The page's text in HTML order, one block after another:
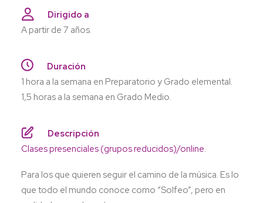
Dirigido a
A partir de 7 años.
Duración
1 hora a la semana en Preparatorio y Grado elemental.
1,5 horas a la semana en Grado Medio.
Descripción
Clases presenciales (grupos reducidos)/online.
Para los que quieren seguir el camino de la música. Es lo
que todo el mundo conoce como “Solfeo”, pero en